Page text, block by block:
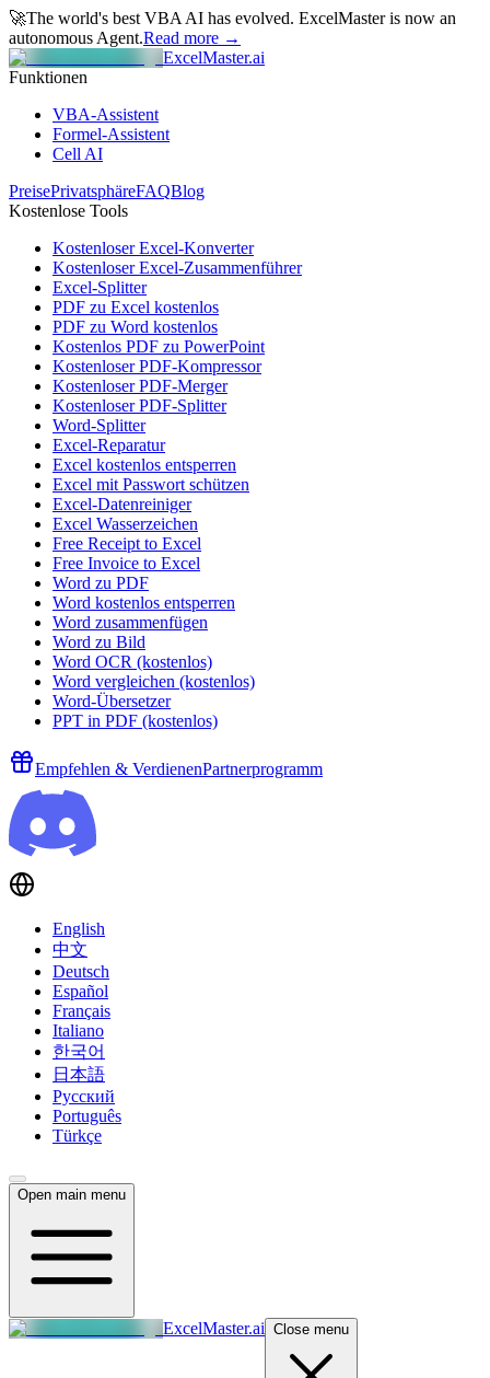
🚀The world's best VBA AI has evolved. ExcelMaster is now an
autonomous Agent.Read more →
ExcelMaster.ai
Funktionen
VBA-Assistent
Formel-Assistent
Cell AI
PreisePrivatsphäreFAQBlog
Kostenlose Tools
Kostenloser Excel-Konverter
Kostenloser Excel-Zusammenführer
Excel-Splitter
PDF zu Excel kostenlos
PDF zu Word kostenlos
Kostenlos PDF zu PowerPoint
Kostenloser PDF-Kompressor
Kostenloser PDF-Merger
Kostenloser PDF-Splitter
Word-Splitter
Excel-Reparatur
Excel kostenlos entsperren
Excel mit Passwort schützen
Excel-Datenreiniger
Excel Wasserzeichen
Free Receipt to Excel
Free Invoice to Excel
Word zu PDF
Word kostenlos entsperren
Word zusammenfügen
Word zu Bild
Word OCR (kostenlos)
Word vergleichen (kostenlos)
Word-Übersetzer
PPT in PDF (kostenlos)
Empfehlen & VerdienenPartnerprogramm
English
中文
Deutsch
Español
Français
Italiano
한국어
日本語
Русский
Português
Türkçe
Open main menu
ExcelMaster.ai Close menu